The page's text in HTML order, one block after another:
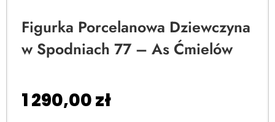
Figurka Porcelanowa Dziewczyna
w Spodniach 77 – As Ćmielów
1 290,00zł